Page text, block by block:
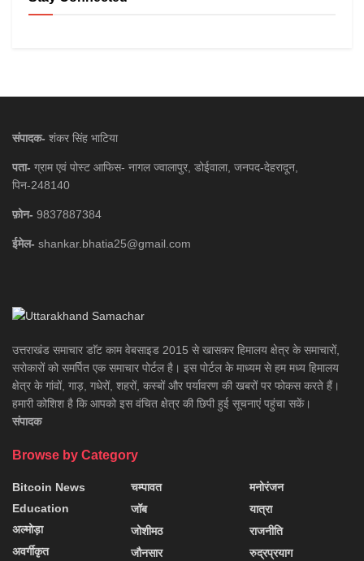
संपादक- शंकर सिंह भाटिया
पता- ग्राम एवं पोस्ट आफिस- नागल ज्वालापुर, डोईवाला, जनपद-देहरादून,
पिन-248140
फ़ोन- 9837887384
ईमेल- shankar.bhatia25@gmail.com
उत्तराखंड समाचार डाॅट काम वेबसाइड 2015 से खासकर हिमालय क्षेत्र के समाचारों,
सरोकारों को समर्पित एक समाचार पोर्टल है। इस पोर्टल के माध्यम से हम मध्य हिमालय
क्षेत्र के गांवों, गाड़, गधेरों, शहरों, कस्बों और पर्यावरण की खबरों पर फोकस करते हैं।
हमारी कोशिश है कि आपको इस वंचित क्षेत्र की छिपी हुई सूचनाएं पहुंचा सकें।
संपादक
Browse by Category
Bitcoin News
Education
अल्मोड़ा
अवर्गीकृत
चम्पावत
जॉब
जोशीमठ
जौनसार
मनोरंजन
यात्रा
राजनीति
रुद्रप्रयाग